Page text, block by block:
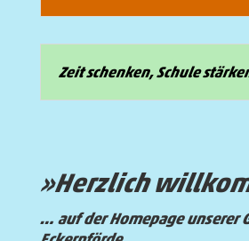
Zeit schenken, Schule
»Herzlich
… auf der Homepage unserer